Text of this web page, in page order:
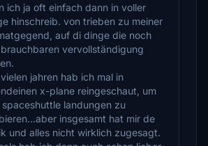
ich ja oft einfach dann in voller
hinschreib. von trieben zu meiner
auf di dinge die noch
vervollständigung
jahren hab ich mal in
x-plane reingeschaut, um
spaceshuttle landungen zu
insgesamt hat mir de
und alles nicht wirklich zugesagt.